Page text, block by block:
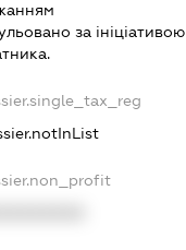
за iнiцiативою